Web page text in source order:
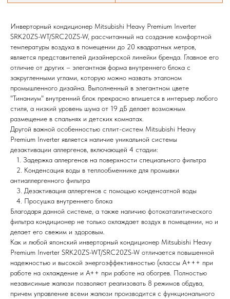
Инверторный кондиционер Mitsubishi Heavy Premium Inverter
SRK20ZS-WT/SRC20ZS-W, рассчитанный на создание комфортной
температуры воздуха в помещении до 20 квадратных метров,
является представителей дизайнерской линейки бренда. Главное его
отличие от других – элегантная форма внутреннего блока с
закругленными углами, которую можно назвать эталоном
промышленного дизайна. Выполненный в элегантном цвете
"Тинаниум" внутренний блок прекрасно впишется в интерьер любого
стиля, а низкий уровень шума от 19 дБ делает возможным
размещение в спальнях и детских комнатах.
Другой важной особенностью сплит-систем Mitsubishi Heavy
Premium Inverter является наличие уникальной системы
дезактивации аллергенов, включающей 4 стадии:
1. Задержка аллергенов на поверхности специального фильтра
2. Конденсация воды в теплообменнике для промывки
антиаллергенного фильтра
3. Дезактивация аллергенов с помощью конденсатной воды
4. Просушка внутреннего блока
Благодаря данной системе, а также наличию фотокаталитического
фильтра кондиционер не только охлаждает воздух в помещении, но и
делает его свежим и здоровым.
Как и любой японский инверторный кондиционер Mitsubishi Heavy
Premium Inverter SRK20ZS-WT/SRC20ZS-W отличается повышенной
надежностью и высокой энергоэффективностью (классы А+++ при
работе на охлаждение и А++ при работе на обогрев. Полностью
независимые жалюзи позволяют реализовать 8 режимов обдува,
причем управление всеми жалюзи производится с функционального